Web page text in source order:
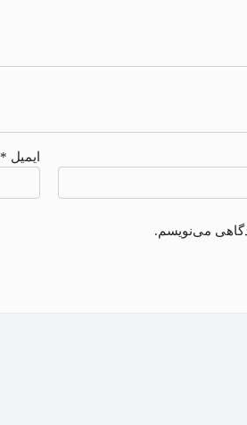
ایمیل *
می‌نویسم.